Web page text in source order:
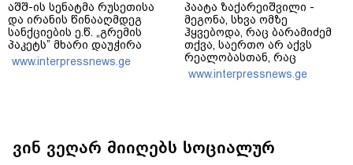
აშშ-ის სენატმა რუსეთისა
და ირანის წინააღმდეგ
სანქციების ე.წ. „გრემის
პაკეტს” მხარი დაუჭირა
www.interpressnews.ge
პაატა ზაქარეიშვილი -
მეგონა, სხვა ომზე
ჰყვებოდა, რაც ბარამიძემ
თქვა, საერთო არ აქვს
რეალობასთან, რაც
აფხაზეთში იყო - შემიძლია
ადამიანებს ვაჩვენო
www.interpressnews.ge
ვინ ვეღარ მიიღებს სოციალურ